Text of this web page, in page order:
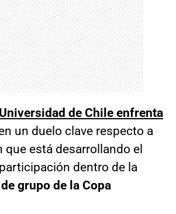
Universidad de Chile enfrenta
un duelo clave respecto a
que está desarrollando el
dentro de la
grupo de la Copa